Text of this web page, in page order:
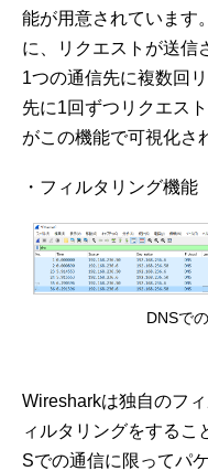
能が用意されています
に、リクエストが送信
1つの通信先に複数回
先に1回ずつリクエス
がこの機能で可視化さ
・フィルタリング機能
DNSで
Wiresharkは独自のフ
ィルタリングをするこ
Sでの通信に限ってパ